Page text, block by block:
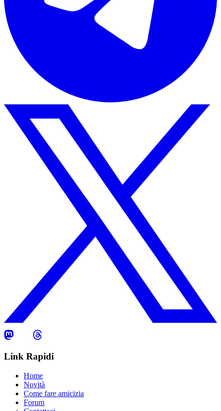
Link Rapidi
Home
Novità
Come fare amicizia
Forum